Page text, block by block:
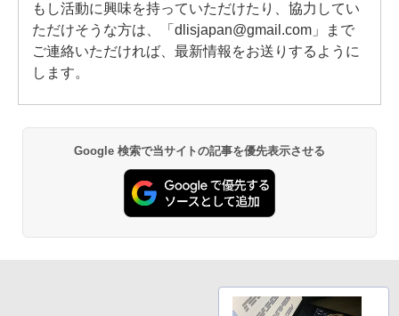
もし活動に興味を持っていただけたり、協力してい
ただけそうな方は、「dlisjapan@gmail.com」まで
ご連絡いただければ、最新情報をお送りするように
します。
Google 検索で当サイトの記事を優先表示させる